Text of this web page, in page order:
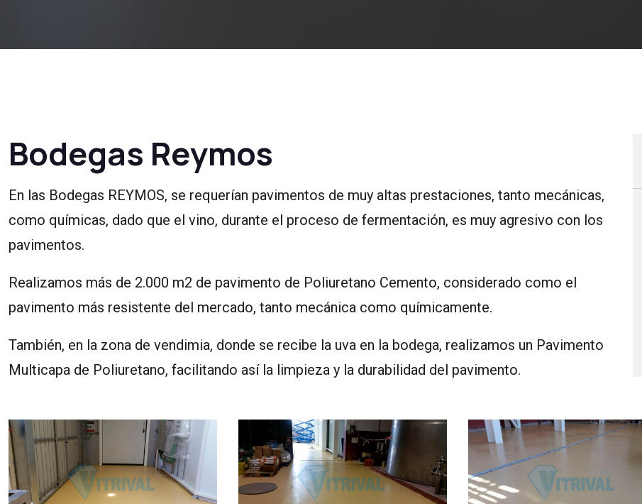
Bodegas Reymos
En las Bodegas REYMOS, se requerían pavimentos de muy altas prestaciones, tanto mecánicas,
como químicas, dado que el vino, durante el proceso de fermentación, es muy agresivo con los
pavimentos.
Realizamos más de 2.000 m2 de pavimento de Poliuretano Cemento, considerado como el
pavimento más resistente del mercado, tanto mecánica como químicamente.
También, en la zona de vendimia, donde se recibe la uva en la bodega, realizamos un Pavimento
Multicapa de Poliuretano, facilitando así la limpieza y la durabilidad del pavimento.